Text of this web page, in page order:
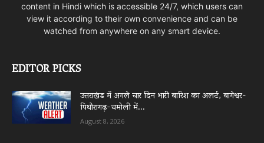
content in Hindi which is accessible 24/7, which users can
view it according to their own convenience and can be
watched from anywhere on any smart device.
EDITOR PICKS
उत्तराखंड में अगले चार दिन भारी बारिश का अलर्ट, बागेश्वर-
पिथौरागढ़-चमोली में...
August 8, 2026